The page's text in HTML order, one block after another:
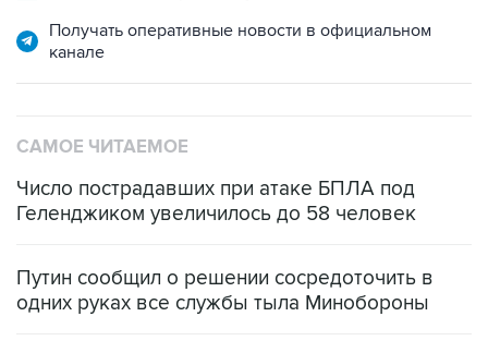
Получать оперативные новости в официальном
канале
САМОЕ ЧИТАЕМОЕ
Число пострадавших при атаке БПЛА под
Геленджиком увеличилось до 58 человек
Путин сообщил о решении сосредоточить в
одних руках все службы тыла Минобороны